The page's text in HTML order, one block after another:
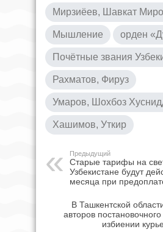
Мирзиёев, Шавкат
Мышление орден
Почётные звания
Рахматов, Фируз
Умаров, Шохбоз
Хашимов, Уткир
Предыдущий
Старые тарифы на
Узбекистане будут
месяца при
В Ташкентской
авторов
избиении